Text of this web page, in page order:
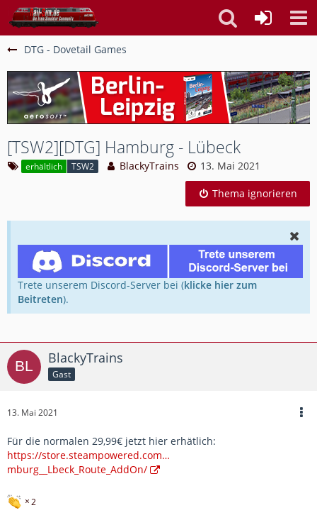
DTG - Dovetail Games
[TSW2][DTG] Hamburg - Lübeck
erhältlich TSW2 BlackyTrains 13. Mai 2021
Thema ignorieren
Trete unserem Discord-Server bei (klicke hier zum
Beitreten).
BlackyTrains
Gast
13. Mai 2021
Für die normalen 29,99€ jetzt hier erhätlich:
https://store.steampowered.com…
mburg__Lbeck_Route_AddOn/
2